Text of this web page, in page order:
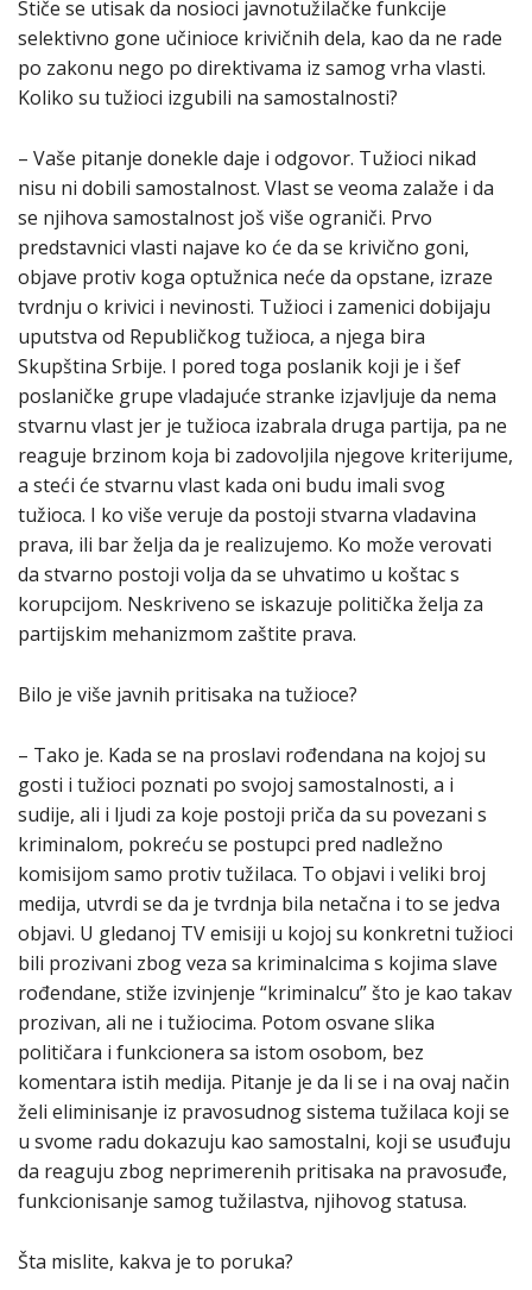
Stiče se utisak da nosioci javnotužilačke funkcije
selektivno gone učinioce krivičnih dela, kao da ne rade
po zakonu nego po direktivama iz samog vrha vlasti.
Koliko su tužioci izgubili na samostalnosti?
– Vaše pitanje donekle daje i odgovor. Tužioci nikad
nisu ni dobili samostalnost. Vlast se veoma zalaže i da
se njihova samostalnost još više ograniči. Prvo
predstavnici vlasti najave ko će da se krivično goni,
objave protiv koga optužnica neće da opstane, izraze
tvrdnju o krivici i nevinosti. Tužioci i zamenici dobijaju
uputstva od Republičkog tužioca, a njega bira
Skupština Srbije. I pored toga poslanik koji je i šef
poslaničke grupe vladajuće stranke izjavljuje da nema
stvarnu vlast jer je tužioca izabrala druga partija, pa ne
reaguje brzinom koja bi zadovoljila njegove kriterijume,
a steći će stvarnu vlast kada oni budu imali svog
tužioca. I ko više veruje da postoji stvarna vladavina
prava, ili bar želja da je realizujemo. Ko može verovati
da stvarno postoji volja da se uhvatimo u koštac s
korupcijom. Neskriveno se iskazuje politička želja za
partijskim mehanizmom zaštite prava.
Bilo je više javnih pritisaka na tužioce?
– Tako je. Kada se na proslavi rođendana na kojoj su
gosti i tužioci poznati po svojoj samostalnosti, a i
sudije, ali i ljudi za koje postoji priča da su povezani s
kriminalom, pokreću se postupci pred nadležno
komisijom samo protiv tužilaca. To objavi i veliki broj
medija, utvrdi se da je tvrdnja bila netačna i to se jedva
objavi. U gledanoj TV emisiji u kojoj su konkretni tužioci
bili prozivani zbog veza sa kriminalcima s kojima slave
rođendane, stiže izvinjenje “kriminalcu” što je kao takav
prozivan, ali ne i tužiocima. Potom osvane slika
političara i funkcionera sa istom osobom, bez
komentara istih medija. Pitanje je da li se i na ovaj način
želi eliminisanje iz pravosudnog sistema tužilaca koji se
u svome radu dokazuju kao samostalni, koji se usuđuju
da reaguju zbog neprimerenih pritisaka na pravosuđe,
funkcionisanje samog tužilastva, njihovog statusa.
Šta mislite, kakva je to poruka?